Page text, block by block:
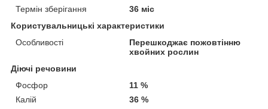
Термін зберігання
36 міс
Користувальницькі характеристики
Особливості
Перешкоджає пожовтінню
хвойних рослин
Діючі речовини
Фосфор
11 %
Калій
36 %